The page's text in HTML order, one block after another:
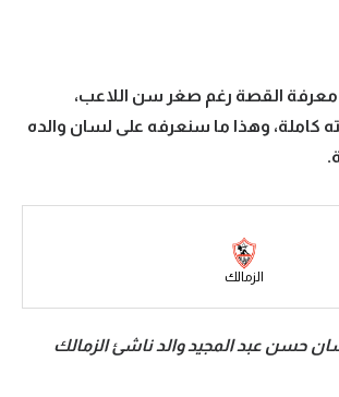
معرفة القصة رغم صغر سن اللاعب،
كاملة، وهذا ما سنعرفه على لسان والده
الزمالك
حسن عبد المجيد والد ناشئ الزمالك